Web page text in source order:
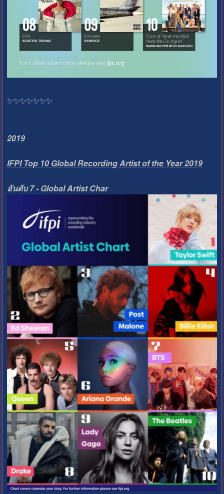
✨️✨️✨️✨️✨️✨️✨️
2019
IFPI Top 10 Global Recording Artist of the Year 2019
อันดับ 7 - Global Artist Char